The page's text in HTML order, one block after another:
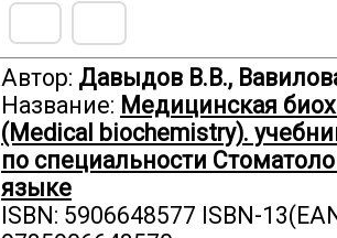
Автор: Давыдов В.В.,
Название: Медицинская
(Medical biochemistry).
по специальности
языке
ISBN: 5906648577 ISBN-